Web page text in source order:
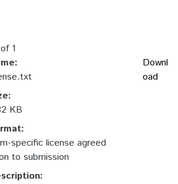
1
KB
specific license agreed
to submission
Downl
oad